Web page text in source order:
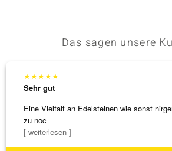
Das sagen unsere
★★★★★
Sehr gut
Eine Vielfalt an Edelsteinen wie sonst
zu noc
[ weiterlesen ]